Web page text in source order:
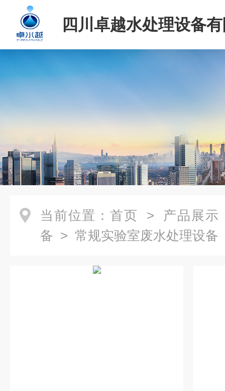
四川卓越水处理设备
当前位置： 首页 > 产品展示
备 > 常规实验室废水处理设备